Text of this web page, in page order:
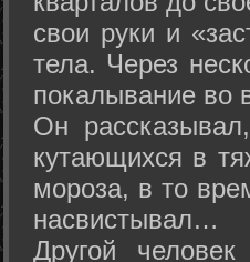
свои руки и
тела. Через
покалывание во
Он
кутающихся в
мороза, в то
насвистывал…
Другой